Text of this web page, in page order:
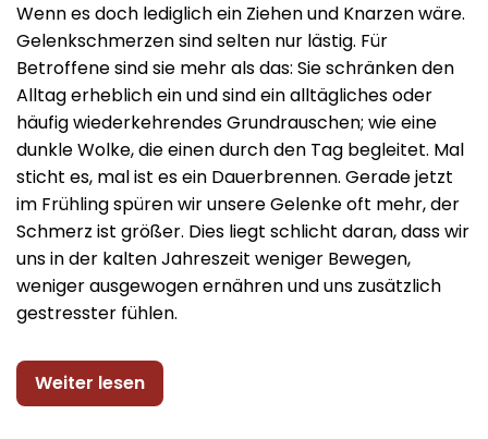
Wenn es doch lediglich ein Ziehen und Knarzen wäre.
Gelenkschmerzen sind selten nur lästig. Für
Betroffene sind sie mehr als das: Sie schränken den
Alltag erheblich ein und sind ein alltägliches oder
häufig wiederkehrendes Grundrauschen; wie eine
dunkle Wolke, die einen durch den Tag begleitet. Mal
sticht es, mal ist es ein Dauerbrennen. Gerade jetzt
im Frühling spüren wir unsere Gelenke oft mehr, der
Schmerz ist größer. Dies liegt schlicht daran, dass wir
uns in der kalten Jahreszeit weniger Bewegen,
weniger ausgewogen ernähren und uns zusätzlich
gestresster fühlen.
Weiter lesen